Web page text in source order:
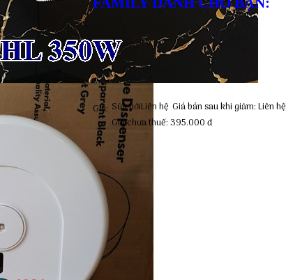
Giá: Sửa bởiLiên hệ Giá bán sau khi giảm:Liên hệ
Giá chưa thuế:395.000 đ